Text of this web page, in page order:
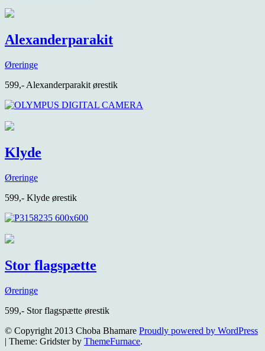
Alexanderparakit
Øreringe
599,- Alexanderparakit ørestik
Klyde
Øreringe
599,- Klyde ørestik
Stor flagspætte
Øreringe
599,- Stor flagspætte ørestik
© Copyright 2013 Choba Bhamare Proudly powered by WordPress
| Theme: Gridster by ThemeFurnace.